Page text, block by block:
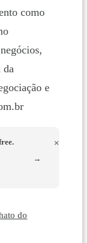
como
da
e
×
→
do